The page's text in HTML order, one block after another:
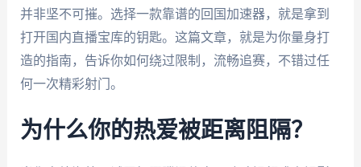
并非坚不可摧。选择一款靠谱的回国加速器，就是拿到
打开国内直播宝库的钥匙。这篇文章，就是为你量身打
造的指南，告诉你如何绕过限制，流畅追赛，不错过任
何一次精彩射门。
为什么你的热爱被距离阻隔？